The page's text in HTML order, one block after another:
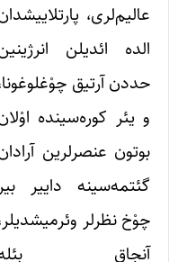
عالیم‌لری، پارتلاییشدان
الده ائدیلن انرژینین
حددن آرتیق چوْغلوغونا،
و یئر کوره‌سینده اوْلان
بوتون عنصرلرین آرادان
گئتمه‌سینه داییر بیر
چوْخ نظرلر وئرمیشدیلر،
آنجاق بئله